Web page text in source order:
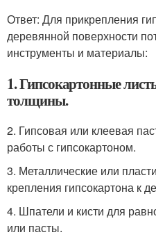
Ответ: Для прикрепления
деревянной поверхности
инструменты и материалы:
1. Гипсокартонные
толщины.
2. Гипсовая или клеевая
работы с гипсокартоном.
3. Металлические или
крепления гипсокартона к
4. Шпатели и кисти для
или пасты.